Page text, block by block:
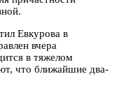
Евкурова в
вчера
в тяжелом
что ближайшие два-